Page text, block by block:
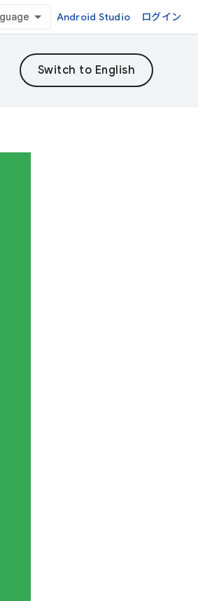
Android Studio ログイン